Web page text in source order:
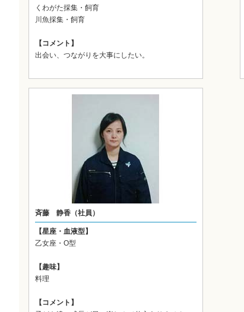
くわがた採集・飼育
川魚採集・飼育
【コメント】
出会い、つながりを大事にしたい。
斉藤 静香（社員）
【星座・血液型】
乙女座・O型
【趣味】
料理
【コメント】